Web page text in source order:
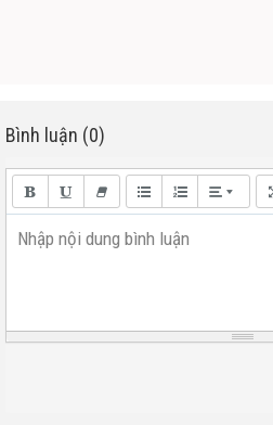
Bình luận (0)
Nhập nội dung bình luận